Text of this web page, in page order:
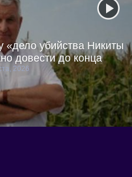
«дело убийства Никиты
довести до конца
2026